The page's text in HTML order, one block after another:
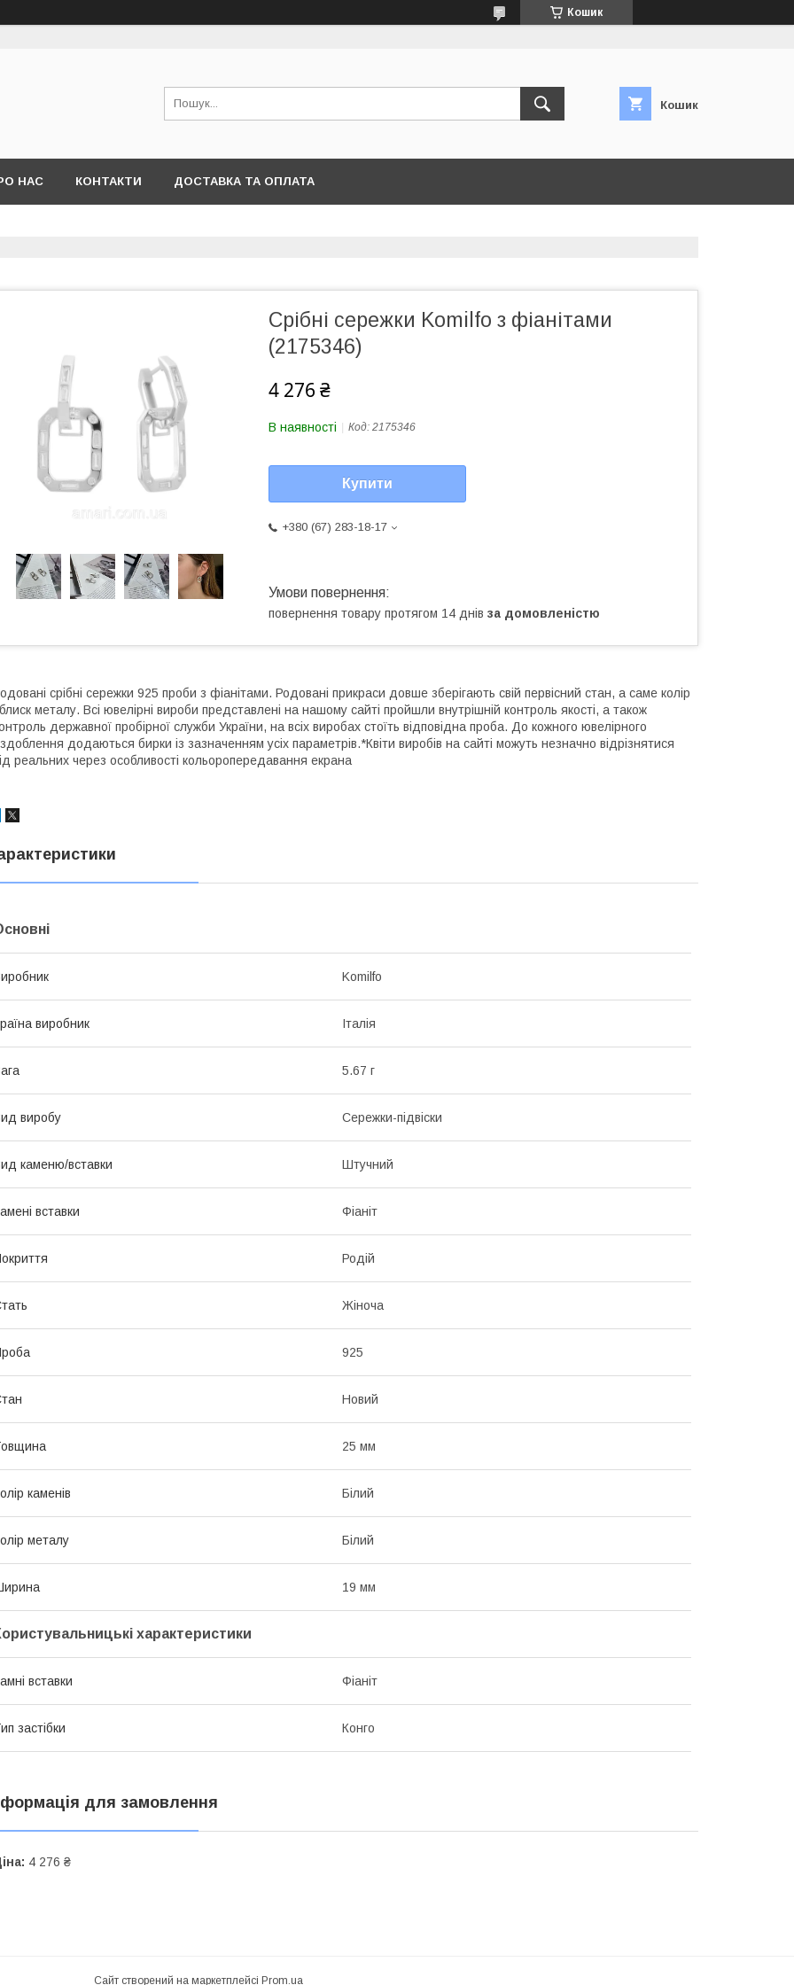
Кошик
Кошик
НАС КОНТАКТИ ДОСТАВКА ТА ОПЛАТА
Срібні сережки Komilfo з фіанітами
(2175346)
4 276 ₴
В наявності Код: 2175346
Купити
+380 (67) 283-18-17
повернення товару протягом 14 днів за домовленістю
срібні сережки 925 проби з фіанітами. Родовані прикраси довше зберігають свій первісний стан, а саме колір
блиск металу. Всі ювелірні вироби представлені на нашому сайті пройшли внутрішній контроль якості, а також
державної пробірної служби України, на всіх виробах стоїть відповідна проба. До кожного ювелірного
додаються бирки із зазначенням усіх параметрів.*Квіти виробів на сайті можуть незначно відрізнятися
реальних через особливості кольоропередавання екрана
Komilfo
виробник Італія
5.67 г
виробу Сережки-підвіски
каменю/вставки Штучний
вставки Фіаніт
Родій
Жіноча
925
Новий
25 мм
каменів Білий
металу Білий
19 мм
характеристики
вставки Фіаніт
застібки Конго
для замовлення
4 276 ₴
Сайт створений на маркетплейсі Prom.ua